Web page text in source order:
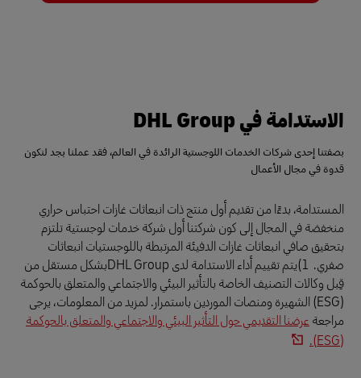
الاستدامة في DHL Group
بصفتنا إحدى شركات الخدمات اللوجستية الرائدة في العالم، فقد عملنا بجد لنكون
قدوة في مجال الأعمال
المستدامة، بدءًا من تقديم أول منتج ذات انبعاثات غازات احتباس حراري
منخفضة في المجال إلى كون شركتنا أول شركة خدمات لوجستية تلتزم
بتحقيق صافي انبعاثات غازات الدفيئة المرتبطة باللوجستيات انبعاثات
صفري. 1)يتم تقييم أداء الاستدامة لدى DHL Groupبشكل مستقل من
قِبل وكالات التصنيف الخاصة بالتأثير البيئي والاجتماعي والمتعلق بالحوكمة
(ESG) الشهيرة ومنصات الموردين باستمرار. لمزيد من المعلومات، يرجى
مراجعةعرضنا التقديمي حول التأثير البيئي والاجتماعي والمتعلق بالحوكمة
(ESG).